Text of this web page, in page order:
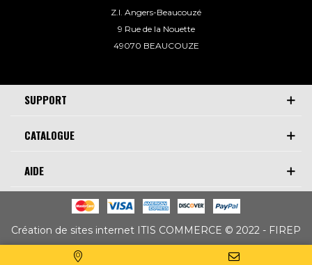
AIDE
CATALOGUE
SUPPORT
Z.I. Angers-Beaucouzé
9 Rue de la Nouette
49070 BEAUCOUZE
Création de sites internet ITIS COMMERCE © 2022 - FIREP